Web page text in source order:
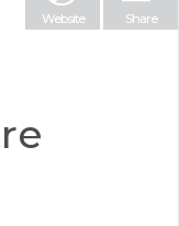
Website Share